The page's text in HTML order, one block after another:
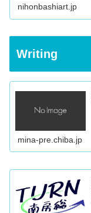
nihonbashiart.jp
Writing
mina-pre.chiba.jp